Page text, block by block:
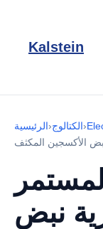
Kalstein
الرئيسية›الكتالوج›
نبض